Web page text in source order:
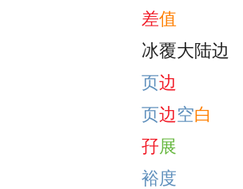
差值
冰覆大陆边
页边
页边 空白
孖展
裕度